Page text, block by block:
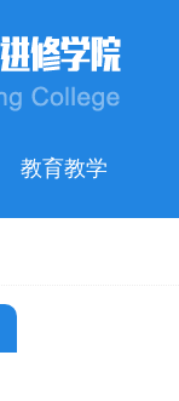
教育教学